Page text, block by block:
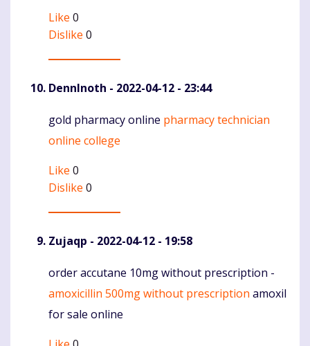
Like 0
Dislike 0
DennInoth - 2022-04-12 - 23:44
Komentaras
gold pharmacy online pharmacy technician
online college
Like 0
Dislike 0
Zujaqp - 2022-04-12 - 19:58
Komentaras
order accutane 10mg without prescription -
amoxicillin 500mg without prescription amoxil
for sale online